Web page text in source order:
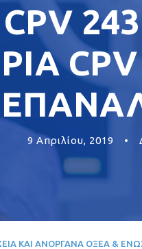
9 Απριλίου, 2019 •
ΚΑΙ ΑΝΟΡΓΑΝΑ ΟΞΕΑ &